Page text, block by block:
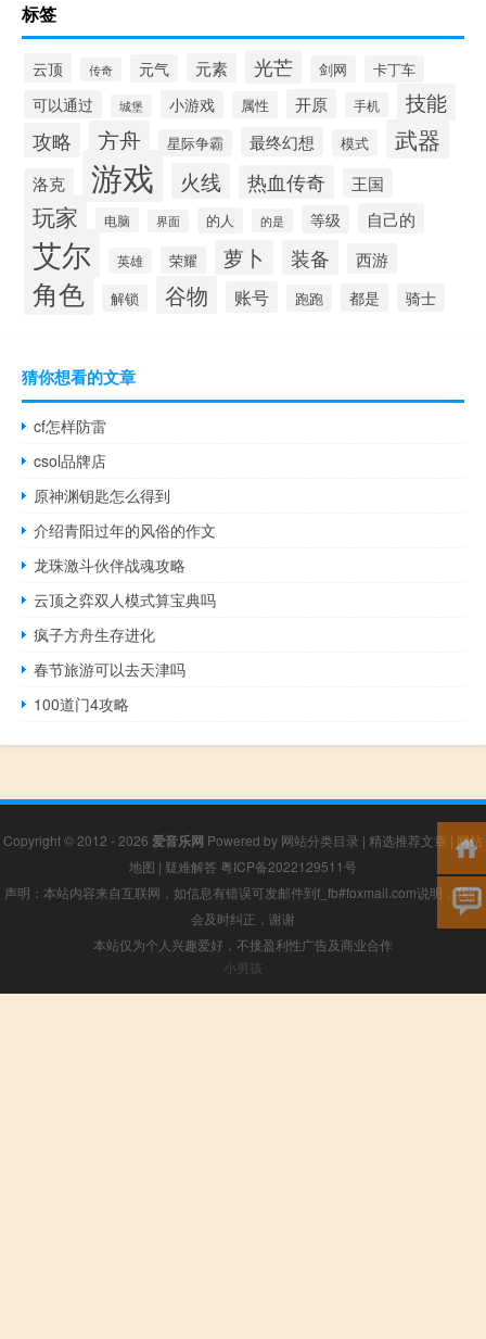
标签
云顶 传奇 元气 元素 光芒 剑网 卡丁车
可以通过 城堡 小游戏 属性 开原 手机 技能
攻略 方舟 星际争霸 最终幻想 模式 武器
洛克 游戏 火线 热血传奇 王国
玩家 电脑 界面 的人 的是 等级 自己的
艾尔 英雄 荣耀 萝卜 装备 西游
角色 解锁 谷物 账号 跑跑 都是 骑士
猜你想看的文章
cf怎样防雷
csol品牌店
原神渊钥匙怎么得到
介绍青阳过年的风俗的作文
龙珠激斗伙伴战魂攻略
云顶之弈双人模式算宝典吗
疯子方舟生存进化
春节旅游可以去天津吗
100道门4攻略
Copyright © 2012 - 2026 爱音乐网 Powered by 网站分类目录 | 精选推荐文章 | 网站
地图 | 疑难解答 粤ICP备2022129511号
声明：本站内容来自互联网，如信息有错误可发邮件到f_fb#foxmail.com说明，我们
会及时纠正，谢谢
本站仅为个人兴趣爱好，不接盈利性广告及商业合作
小男孩